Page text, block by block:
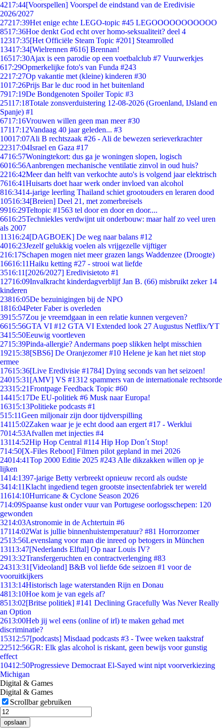
4217:44[Voorspellen] Voorspel de eindstand van de Eredivisie
2026/2027
27217:39Het enige echte LEGO-topic #45 LEGOOOOOOOOOOO
8517:36Hoe denkt God echt over homo-seksualiteit? deel 4
12317:35[Het Officiële Steam Topic #201] Steamrolled
13417:34[Wielrennen #616] Brennan!
16517:30Ajax is een parodie op een voetbalclub #7 Vuurwerkjes
617:29Opmerkelijke foto's van Funda #243
2217:27Op vakantie met (kleine) kinderen #30
1017:26Prijs Bar le duc rood in het buitenland
7917:19De Bondgenoten Spoiler Topic #3
25117:18Totale zonsverduistering 12-08-2026 (Groenland, IJsland en
Spanje) #1
6717:16Vrouwen willen geen man meer #30
17117:12Vandaag 40 jaar geleden... #3
10017:07Ali B rechtszaak #26 - Ali de bewezen serieverkrachter
22317:04Israel en Gaza #17
4716:57Woningtekort: dus ga je woningen slopen, logisch
6016:56Aanbrengen mechanische ventilatie zinvol in oud huis?
2216:42Meer dan helft van verkochte auto's is volgend jaar elektrisch
7616:41Huisarts doet haar werk onder invloed van alcohol
816:3414-jarige leerling Thailand schiet grootouders en leraren dood
10516:34[Breien] Deel 21, met zomerbreisels
9916:29Teltopic #1563 tel door en door en door....
6616:25Techniekles verdwijnt uit onderbouw: maar half zo veel uren
als 2007
11316:24[DAGBOEK] De weg naar balans #12
4016:23Jezelf gelukkig voelen als vrijgezelle vijftiger
216:17Schapen mogen niet meer grazen langs Waddenzee (Droogte)
16616:11Haiku ketting #27 - strooi wat liefde
3516:11 [2026/2027] Eredivisietoto #1
12716:09Invalkracht kinderdagverblijf Jan B. (66) misbruikt zeker 14
kinderen
23816:05De bezuinigingen bij de NPO
1816:04Peter Faber is overleden
3915:57Zou je vreemdgaan in een relatie kunnen vergeven?
6615:56GTA VI #12 GTA VI Extended look 27 Augustus Netflix/YT
3415:50Eeuwig voortleven
2715:39Pinda-allergie? Andermans poep slikken helpt misschien
19215:38[SBS6] De Oranjezomer #10 Helene je kan het niet stop
ermee
17615:36[Live Eredivisie #1784] Dying seconds van het seizoen!
24015:31 [AMV] VS #1312 spammers van de internationale rechtsorde
23315:21Frontpage Feedback Topic #60
14415:17De EU-politiek #6 Musk naar Europa!
16315:13Politieke podcasts #1
515:11Geen miljonair zijn door tijdverspilling
14115:02Zaken waar je je echt dood aan ergert #17 - Werklui
7014:53Afvallen met injecties #4
13114:52Hip Hop Central #114 Hip Hop Don´t Stop!
714:50[X-Files Reboot] Filmen pilot gepland in mei 2026
24014:41Top 2000 Editie 2025 #243 Alle dikzakken willen op je
lijken
1414:1397-jarige Betty verbreekt opnieuw record als oudste
3414:11Klacht ingediend tegen grootste insectenfabriek ter wereld
11614:10Hurricane & Cyclone Season 2026
714:09Spaanse kust onder vuur van Portugese oorlogsschepen: 120
gewonden
3214:03Astronomie in de Achtertuin #6
17114:02Wat is jullie binnenhuistemperatuur? #81 Horrorzomer
2513:56Levenslang voor man die inreed op betogers in München
13113:47[Nederlands Elftal] Op naar Louis IV?
2913:32Transfergeruchten en contractverlenging #83
24313:31 [Videoland] B&B vol liefde 6de seizoen #1 voor de
vooruitkijkers
1313:14Historisch lage waterstanden Rijn en Donau
4813:10Hoe kom je van egels af?
8513:02[Britse politiek] #141 Declining Gracefully Was Never Really
an Option
2613:00Heb jij wel eens (online of irl) te maken gehad met
discriminatie?
15312:57[podcasts] Misdaad podcasts #3 - Twee weken taakstraf
22512:56GR: Elk glas alcohol is riskant, geen bewijs voor gunstig
effect
10412:50Progressieve Democraat El-Sayed wint nipt voorverkiezing
Michigan
Digital & Games
Digital & Games
Scrollbar gebruiken
opslaan